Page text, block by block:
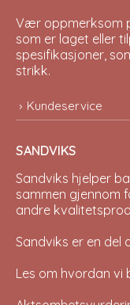
Vær oppmerksom
som er laget eller
spesifikasjoner,
strikk.
Kundeservice
SANDVIKS
Sandviks hjelper
sammen gjennom
andre
Sandviks er en del
Les om hvordan vi